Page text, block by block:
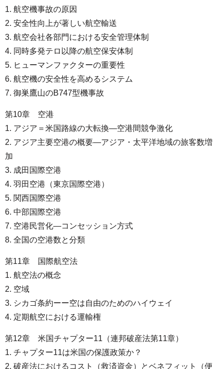
1. 航空機事故の原因
2. 安全性向上が著しい航空輸送
3. 航空会社各部門における安全管理体制
4. 同時多発テロ以降の航空保安体制
5. ヒューマンファクターの重要性
6. 航空機の安全性を高めるシステム
7. 御巣鷹山のB747型機事故
第10章 空港
1. アジア＝米国路線の大転換―空港間競争激化
2. アジア主要空港の概要―アジア・太平洋地域の旅客数増
加
3. 成田国際空港
4. 羽田空港（東京国際空港）
5. 関西国際空港
6. 中部国際空港
7. 空港民営化―コンセッション方式
8. 全国の空港数と分類
第11章 国際航空法
1. 航空法の概念
2. 空域
3. シカゴ条約ーー空は自由のためのハイウェイ
4. 定期航空における運輸権
第12章 米国チャプター11（連邦破産法第11章）
1. チャプター11は米国の保護政策か？
2. 破産法におけるコスト（救済資金）とベネフィット（便